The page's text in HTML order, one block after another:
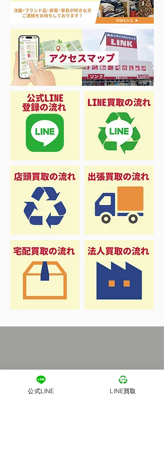
アップル アイパッド
第9世代 MK2K3J/A
64GB
公式LINE LINE買取